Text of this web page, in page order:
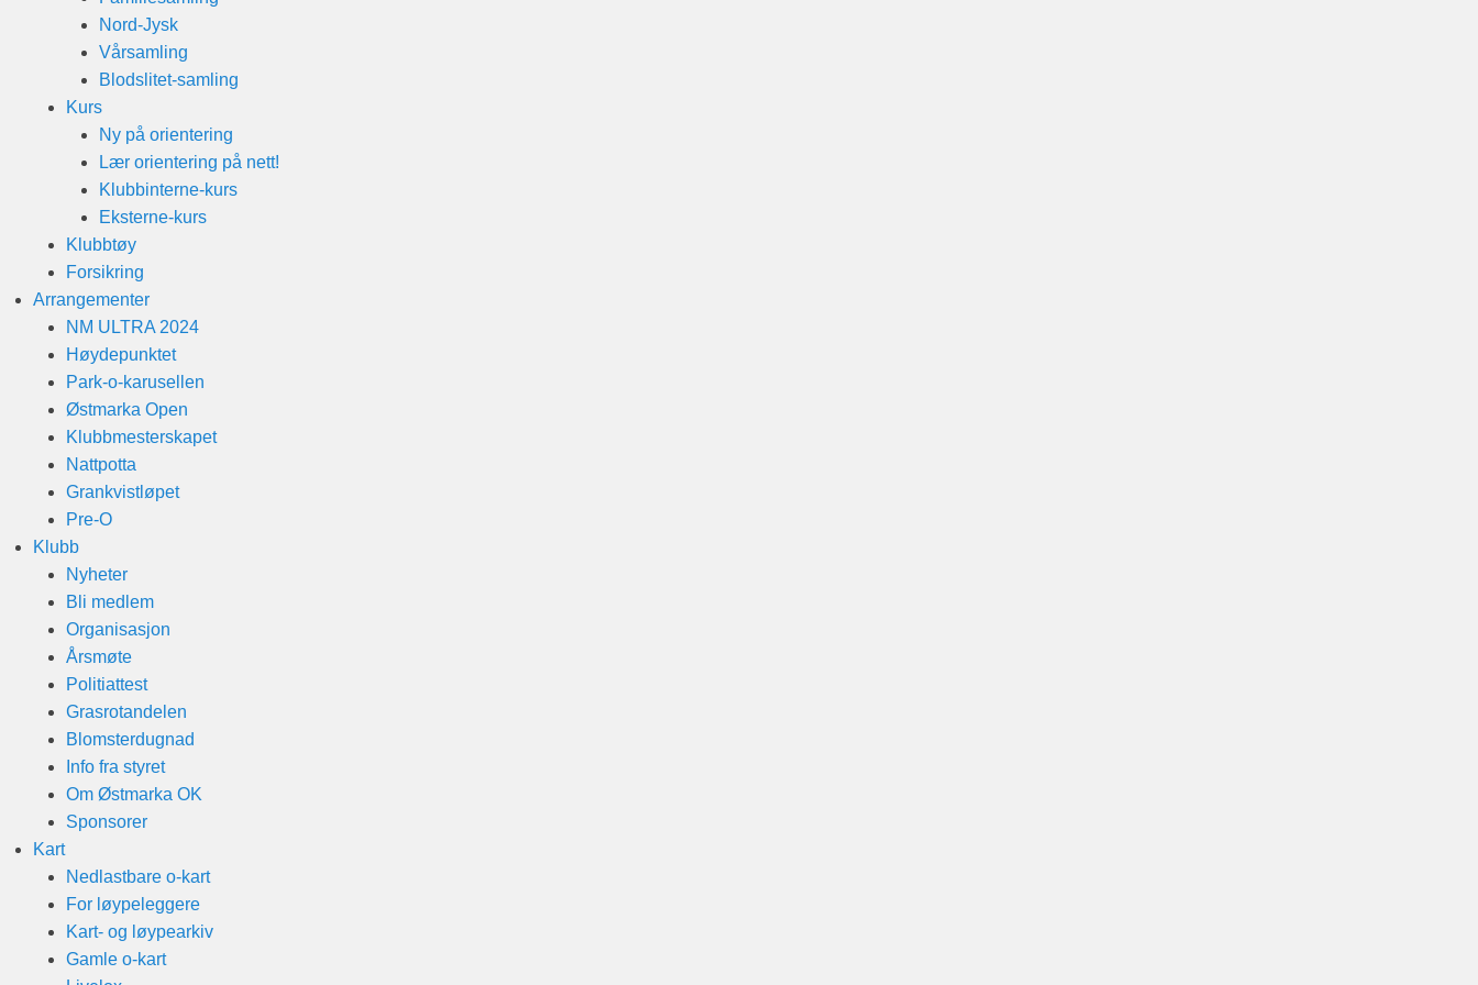
Nord-Jysk
Vårsamling
Blodslitet-samling
Kurs
Ny på orientering
Lær orientering på nett!
Klubbinterne-kurs
Eksterne-kurs
Klubbtøy
Forsikring
Arrangementer
NM ULTRA 2024
Høydepunktet
Park-o-karusellen
Østmarka Open
Klubbmesterskapet
Nattpotta
Grankvistløpet
Pre-O
Klubb
Nyheter
Bli medlem
Organisasjon
Årsmøte
Politiattest
Grasrotandelen
Blomsterdugnad
Info fra styret
Om Østmarka OK
Sponsorer
Kart
Nedlastbare o-kart
For løypeleggere
Kart- og løypearkiv
Gamle o-kart